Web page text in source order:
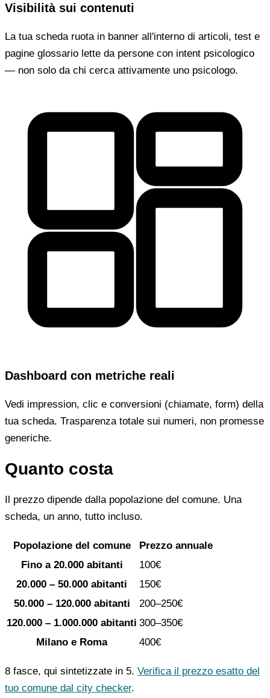
Visibilità sui contenuti
La tua scheda ruota in banner all'interno di articoli, test e
pagine glossario lette da persone con intent psicologico
— non solo da chi cerca attivamente uno psicologo.
Dashboard con metriche reali
Vedi impression, clic e conversioni (chiamate, form) della
tua scheda. Trasparenza totale sui numeri, non promesse
generiche.
Quanto costa
Il prezzo dipende dalla popolazione del comune. Una
scheda, un anno, tutto incluso.
Popolazione del comune
Prezzo annuale
Fino a 20.000 abitanti
100€
20.000 – 50.000 abitanti
150€
50.000 – 120.000 abitanti
200–250€
120.000 – 1.000.000 abitanti 300–350€
Milano e Roma
400€
8 fasce, qui sintetizzate in 5. Verifica il prezzo esatto del
tuo comune dal city checker.